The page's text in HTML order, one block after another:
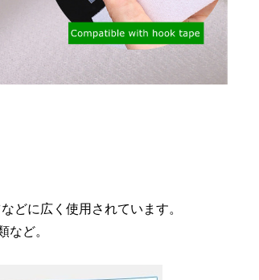
どに広く使用されています。
ど。